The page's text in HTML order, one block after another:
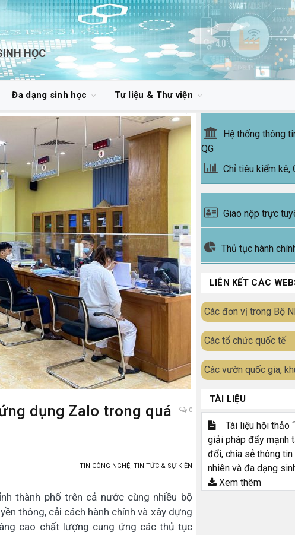
HỌC
Đa dạng sinh học Tư liệu & Thư viện
dụng Zalo trong quá
0
TIN CÔNG NGHỆ, TIN TỨC & SỰ KIỆN
thành phố trên cả nước cùng nhiều bộ
thông, cải cách hành chính và xây dựng
cao chất lượng cung ứng các thủ tục
Hệ thống thông
QG
Chỉ tiêu kiểm kê,
Giao nộp trực
Thủ tục hành
LIÊN KẾT CÁC
Các đơn vị trong Bộ
Các tổ chức quốc tế
Các vườn quốc gia,
TÀI LIỆU
Tài liệu hội thảo
giải pháp đẩy mạnh
đổi, chia sẻ thông
nhiên và đa dạng
Xem thêm